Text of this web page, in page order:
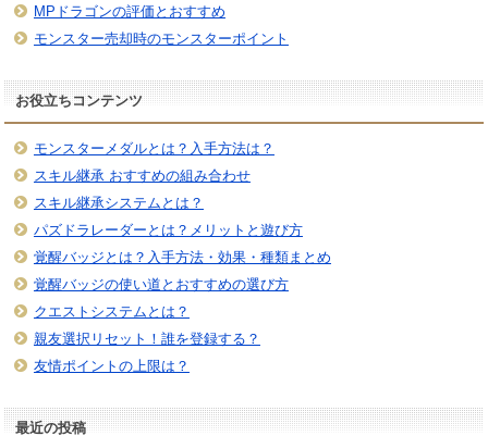
MPドラゴンの評価とおすすめ
モンスター売却時のモンスターポイント
お役立ちコンテンツ
モンスターメダルとは？入手方法は？
スキル継承 おすすめの組み合わせ
スキル継承システムとは？
パズドラレーダーとは？メリットと遊び方
覚醒バッジとは？入手方法・効果・種類まとめ
覚醒バッジの使い道とおすすめの選び方
クエストシステムとは？
親友選択リセット！誰を登録する？
友情ポイントの上限は？
最近の投稿